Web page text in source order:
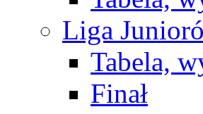
Liga
Tabela,
Finał